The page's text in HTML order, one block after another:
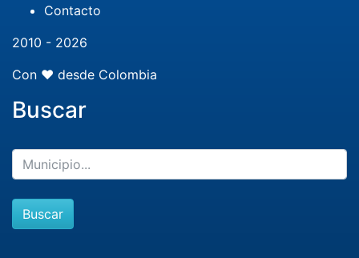
Contacto
2010 - 2026
Con ❤️ desde Colombia
Buscar
Buscar